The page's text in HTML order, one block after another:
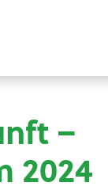
–
2024